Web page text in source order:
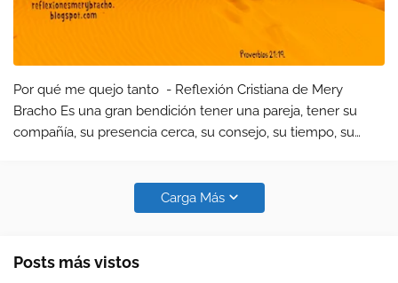
Por qué me quejo tanto - Reflexión Cristiana de Mery
Bracho Es una gran bendición tener una pareja, tener su
compañía, su presencia cerca, su consejo, su tiempo, su
Carga Más
Posts más vistos